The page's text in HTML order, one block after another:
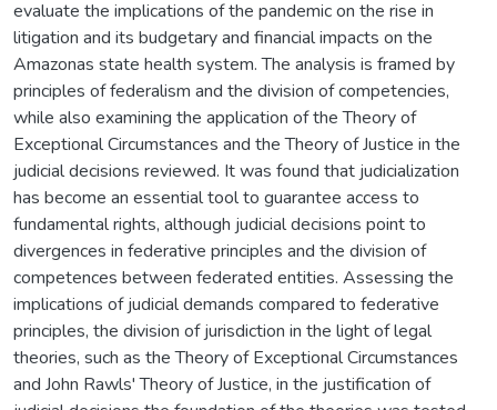
evaluate the implications of the pandemic on the rise in
litigation and its budgetary and financial impacts on the
Amazonas state health system. The analysis is framed by
principles of federalism and the division of competencies,
while also examining the application of the Theory of
Exceptional Circumstances and the Theory of Justice in the
judicial decisions reviewed. It was found that judicialization
has become an essential tool to guarantee access to
fundamental rights, although judicial decisions point to
divergences in federative principles and the division of
competences between federated entities. Assessing the
implications of judicial demands compared to federative
principles, the division of jurisdiction in the light of legal
theories, such as the Theory of Exceptional Circumstances
and John Rawls' Theory of Justice, in the justification of